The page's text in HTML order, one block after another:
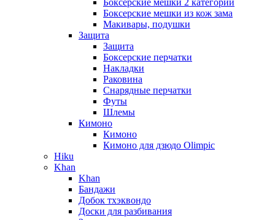
Боксерские мешки 2 категории
Боксерские мешки из кож зама
Макивары, подушки
Защита
Защита
Боксерские перчатки
Накладки
Раковина
Снарядные перчатки
Футы
Шлемы
Кимоно
Кимоно
Кимоно для дзюдо Olimpic
Hiku
Khan
Khan
Бандажи
Добок тхэквондо
Доски для разбивания